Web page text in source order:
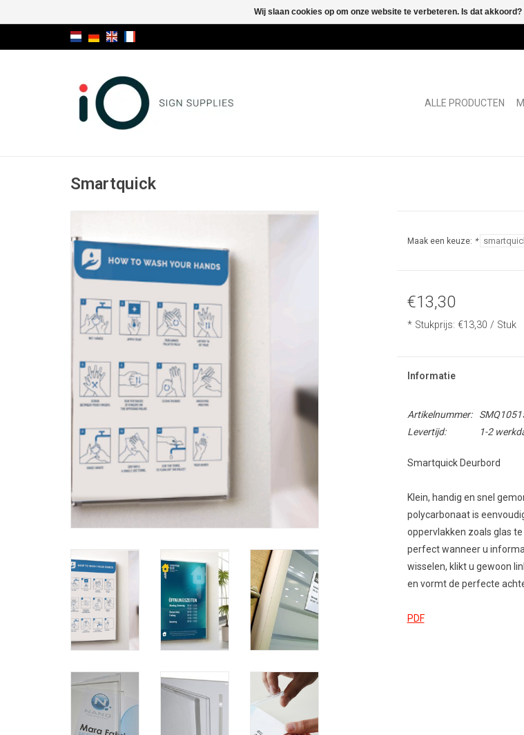
ALLE PRODUCTEN
Smartquick
Maak een keuze: *
€13,30
* Stukprijs: €13,30 / Stuk
Informatie
Artikelnummer:
Levertijd:
1-2
Smartquick Deurbord
Klein, handig en snel
polycarbonaat is
oppervlakken zoals glas
perfect wanneer u
wisselen, klikt u gewoon
en vormt de perfecte
PDF
Wij slaan cookies op om onze website te verbeteren. Is dat akkoord?